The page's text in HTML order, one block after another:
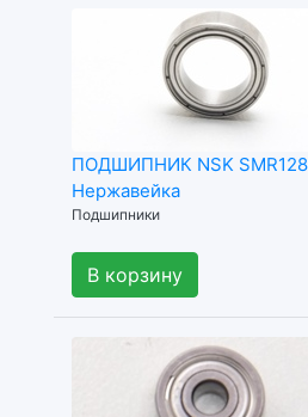
ПОДШИПНИК NSK
Нержавейка
Подшипники
В корзину